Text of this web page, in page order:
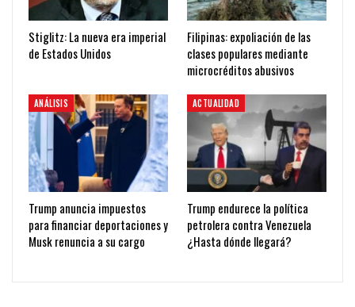
Stiglitz: La nueva era imperial
de Estados Unidos
Filipinas: expoliación de las
clases populares mediante
microcréditos abusivos
ANÁLISIS
Trump anuncia impuestos
para financiar deportaciones y
Musk renuncia a su cargo
ACTUALIDAD
Trump endurece la política
petrolera contra Venezuela
¿Hasta dónde llegará?